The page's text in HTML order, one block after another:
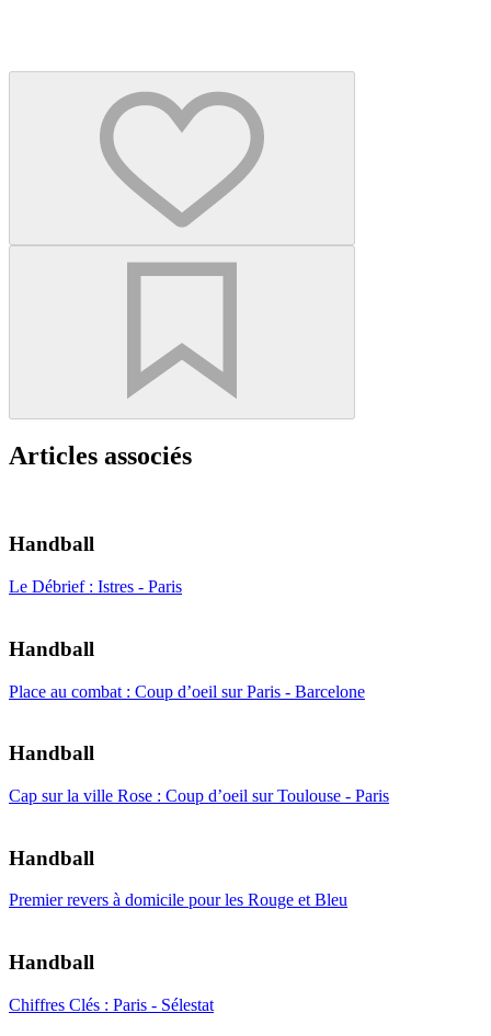
Articles associés
Handball
Le Débrief : Istres - Paris
Handball
Place au combat : Coup d’oeil sur Paris - Barcelone
Handball
Cap sur la ville Rose : Coup d’oeil sur Toulouse - Paris
Handball
Premier revers à domicile pour les Rouge et Bleu
Handball
Chiffres Clés : Paris - Sélestat